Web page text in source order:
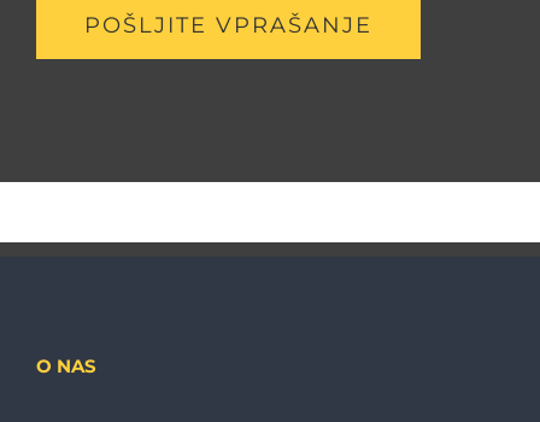
POŠLJITE VPRAŠANJE
O NAS